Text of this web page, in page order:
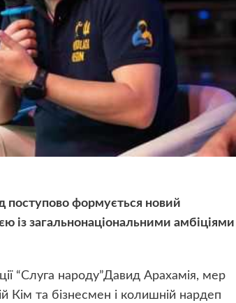
поступово формується новий
із загальнонаціональними амбіціями
“Слуга народу”Давид Арахамія, мер
Кім та бізнесмен і колишній нардеп